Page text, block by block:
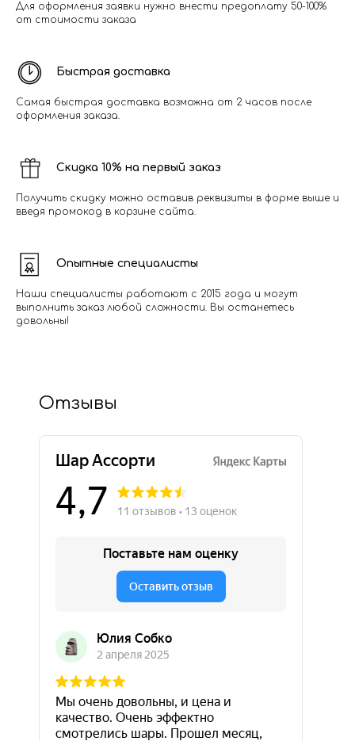
Для оформления заявки нужно внести предоплату 50-100%
от стоимости заказа
Быстрая доставка
Самая быстрая доставка возможна от 2 часов после
оформления заказа.
Скидка 10% на первый заказ
Получить скидку можно оставив реквизиты в форме выше и
введя промокод в корзине сайта.
Опытные специалисты
Наши специалисты работают с 2015 года и могут
выполнить заказ любой сложности. Вы останетесь
довольны!
Отзывы